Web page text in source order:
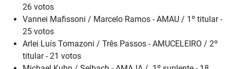
26 votos
Vannei Mafissoni / Marcelo Ramos - AMAU / 1º titular -
25 votos
Arlei Luís Tomazoni / Três Passos - AMUCELEIRO / 2º
titular - 21 votos